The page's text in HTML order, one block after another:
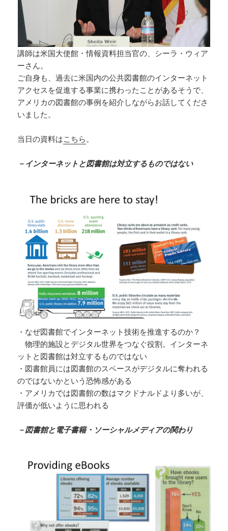
講師は米国大使館・情報資料担当官の、シーラ・ウィア
ーさん。
ご自身も、過去に米国内の公共図書館のインターネット
アクセスを促進する事業に携わったことがあるそうで、
アメリカの図書館の事例を紹介しながらお話してくださ
いました。
当日の資料はこちら 。
－インターネットと図書館は対立するものではない
・なぜ図書館でインターネット技術を推進するのか？
物理的施設とデジタル世界をつなぐ役割。インターネ
ットと図書館は対立するものではない
・図書館員には図書館のスペースがデジタルに奪われる
のではないかという恐怖感がある
・アメリカでは図書館の数はマクドナルドより多いが、
評価が低いように思われる
－図書館と電子書籍・ソーシャルメディアの関わり